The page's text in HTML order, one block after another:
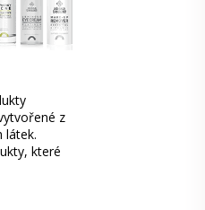
z
látek.
které